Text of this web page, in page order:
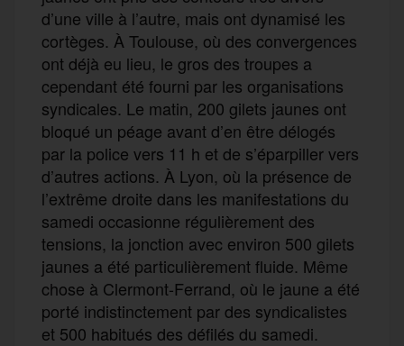
d’une ville à l’autre, mais ont dynamisé les
cortèges. À Toulouse, où des convergences
ont déjà eu lieu, le gros des troupes a
cependant été fourni par les organisations
syndicales. Le matin, 200 gilets jaunes ont
bloqué un péage avant d’en être délogés
par la police vers 11 h et de s’éparpiller vers
d’autres actions. À Lyon, où la présence de
l’extrême droite dans les manifestations du
samedi occasionne régulièrement des
tensions, la jonction avec environ 500 gilets
jaunes a été particulièrement fluide. Même
chose à Clermont-Ferrand, où le jaune a été
porté indistinctement par des syndicalistes
et 500 habitués des défilés du samedi.